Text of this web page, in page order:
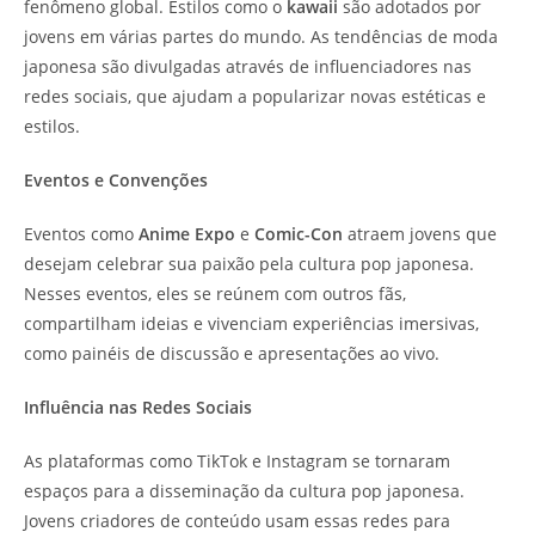
fenômeno global. Estilos como o kawaii são adotados por
jovens em várias partes do mundo. As tendências de moda
japonesa são divulgadas através de influenciadores nas
redes sociais, que ajudam a popularizar novas estéticas e
estilos.
Eventos e Convenções
Eventos como Anime Expo e Comic-Con atraem jovens que
desejam celebrar sua paixão pela cultura pop japonesa.
Nesses eventos, eles se reúnem com outros fãs,
compartilham ideias e vivenciam experiências imersivas,
como painéis de discussão e apresentações ao vivo.
Influência nas Redes Sociais
As plataformas como TikTok e Instagram se tornaram
espaços para a disseminação da cultura pop japonesa.
Jovens criadores de conteúdo usam essas redes para